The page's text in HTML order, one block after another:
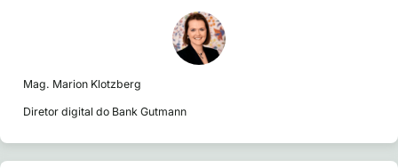
Mag. Marion Klotzberg
Diretor digital do Bank Gutmann